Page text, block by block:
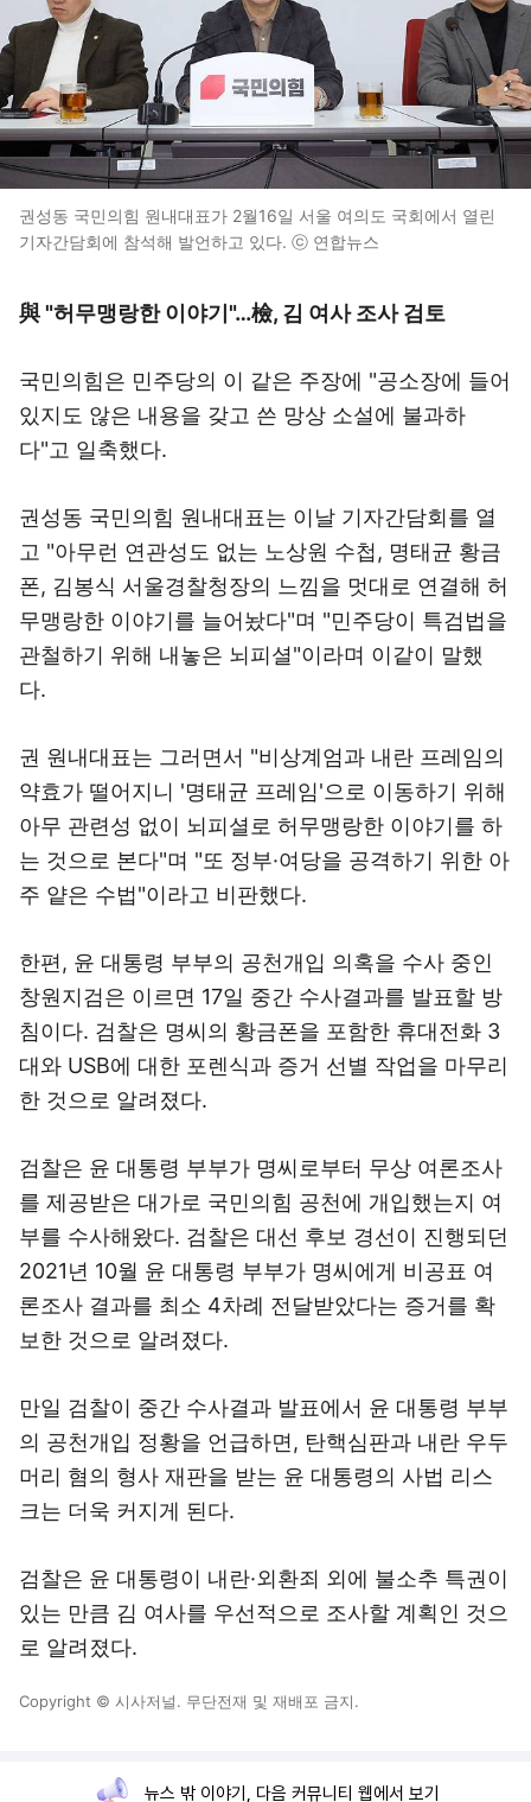
권성동 국민의힘 원내대표가 2월16일 서울 여의도 국회에서 열린
기자간담회에 참석해 발언하고 있다. ⓒ 연합뉴스
與 "허무맹랑한 이야기"…檢, 김 여사 조사 검토
국민의힘은 민주당의 이 같은 주장에 "공소장에 들어
있지도 않은 내용을 갖고 쓴 망상 소설에 불과하
다"고 일축했다.
권성동 국민의힘 원내대표는 이날 기자간담회를 열
고 "아무런 연관성도 없는 노상원 수첩, 명태균 황금
폰, 김봉식 서울경찰청장의 느낌을 멋대로 연결해 허
무맹랑한 이야기를 늘어놨다"며 "민주당이 특검법을
관철하기 위해 내놓은 뇌피셜"이라며 이같이 말했
다.
권 원내대표는 그러면서 "비상계엄과 내란 프레임의
약효가 떨어지니 '명태균 프레임'으로 이동하기 위해
아무 관련성 없이 뇌피셜로 허무맹랑한 이야기를 하
는 것으로 본다"며 "또 정부·여당을 공격하기 위한 아
주 얕은 수법"이라고 비판했다.
한편, 윤 대통령 부부의 공천개입 의혹을 수사 중인
창원지검은 이르면 17일 중간 수사결과를 발표할 방
침이다. 검찰은 명씨의 황금폰을 포함한 휴대전화 3
대와 USB에 대한 포렌식과 증거 선별 작업을 마무리
한 것으로 알려졌다.
검찰은 윤 대통령 부부가 명씨로부터 무상 여론조사
를 제공받은 대가로 국민의힘 공천에 개입했는지 여
부를 수사해왔다. 검찰은 대선 후보 경선이 진행되던
2021년 10월 윤 대통령 부부가 명씨에게 비공표 여
론조사 결과를 최소 4차례 전달받았다는 증거를 확
보한 것으로 알려졌다.
만일 검찰이 중간 수사결과 발표에서 윤 대통령 부부
의 공천개입 정황을 언급하면, 탄핵심판과 내란 우두
머리 혐의 형사 재판을 받는 윤 대통령의 사법 리스
크는 더욱 커지게 된다.
검찰은 윤 대통령이 내란·외환죄 외에 불소추 특권이
있는 만큼 김 여사를 우선적으로 조사할 계획인 것으
로 알려졌다.
Copyright © 시사저널. 무단전재 및 재배포 금지.
뉴스 밖 이야기, 다음 커뮤니티 웹에서 보기